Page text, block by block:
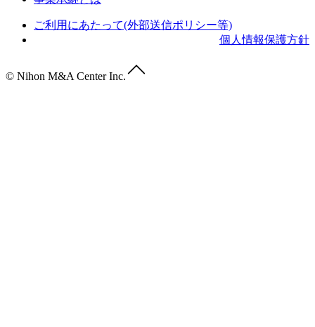
ご利用にあたって(外部送信ポリシー等)
個人情報保護方針
© Nihon M&A Center Inc.